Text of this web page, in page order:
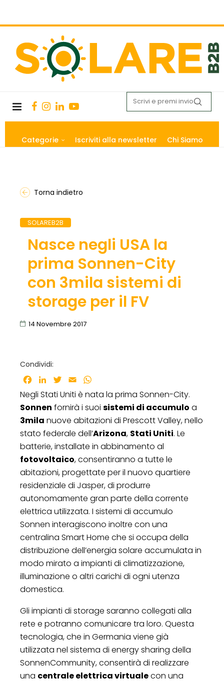
Categorie Iscriviti alla newsletter Chi Siamo
Torna indietro
SOLAREB2B
Nasce negli USA la
prima Sonnen-City
con 3mila sistemi di
storage per il FV
14 Novembre 2017
Condividi:
Facebook
LinkedInTwitter
Email
Negli Stati Uniti è nata la prima Sonnen-City.
Sonnen fornirà i suoi sistemi di accumulo a
3mila nuove abitazioni di Prescott Valley, nello
stato federale dell’Arizona, Stati Uniti. Le
batterie, installate in abbinamento al
fotovoltaico, consentiranno a tutte le
abitazioni, progettate per il nuovo quartiere
residenziale di Jasper, di produrre
autonomamente gran parte della corrente
elettrica utilizzata. I sistemi di accumulo
Sonnen interagiscono inoltre con una
centralina Smart Home che si occupa della
distribuzione dell’energia solare accumulata in
modo mirato a impianti di climatizzazione,
illuminazione o altri carichi di ogni utenza
domestica.
Gli impianti di storage saranno collegati alla
rete e potranno comunicare tra loro. Questa
tecnologia, che in Germania viene già
utilizzata nel sistema di energy sharing della
SonnenCommunity, consentirà di realizzare
una centrale elettrica virtualecon una